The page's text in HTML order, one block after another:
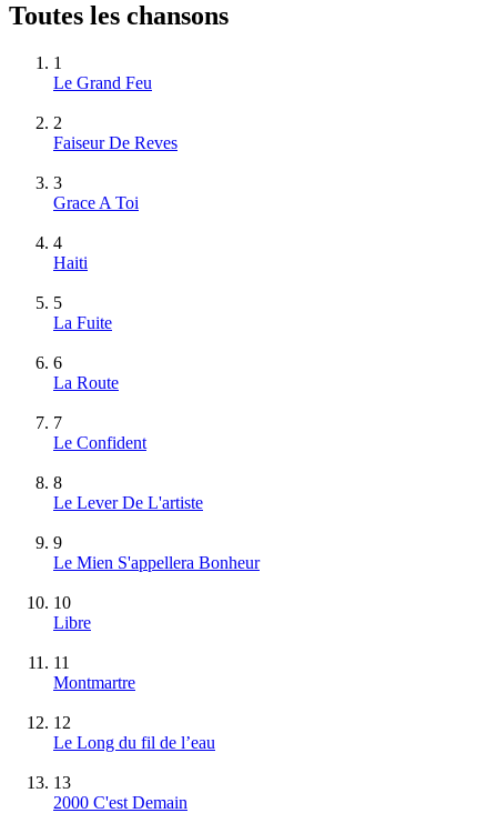
Toutes les chansons
1
Le Grand Feu
2
Faiseur De Reves
3
Grace A Toi
4
Haiti
5
La Fuite
6
La Route
7
Le Confident
8
Le Lever De L'artiste
9
Le Mien S'appellera Bonheur
10
Libre
11
Montmartre
12
Le Long du fil de l’eau
13
2000 C'est Demain